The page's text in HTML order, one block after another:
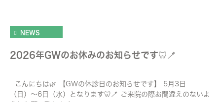
NEWS
2026年GWのお休みのお知らせです🦷🪥
こんにちは🌿 【GWの休診日のお知らせです】 5月3日
（日）〜6日（水）となります🦷🪥 ご来院の際お間違えのないよ